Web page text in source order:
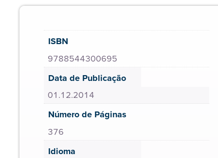
ISBN
9788544300695
Data de Publicação
01.12.2014
Número de Páginas
376
Idioma